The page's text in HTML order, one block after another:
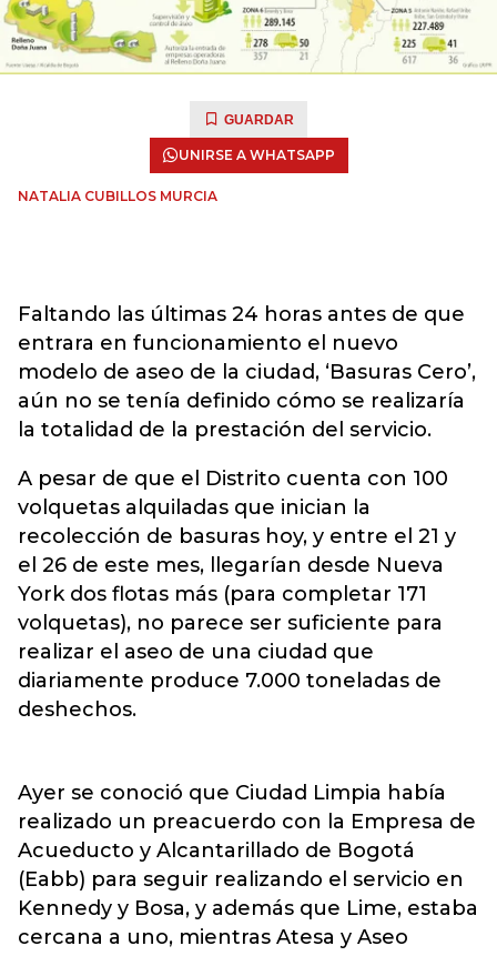
GUARDAR
UNIRSE A WHATSAPP
NATALIA CUBILLOS MURCIA
Faltando las últimas 24 horas antes de que
entrara en funcionamiento el nuevo
modelo de aseo de la ciudad, ‘Basuras Cero’,
aún no se tenía definido cómo se realizaría
la totalidad de la prestación del servicio.
A pesar de que el Distrito cuenta con 100
volquetas alquiladas que inician la
recolección de basuras hoy, y entre el 21 y
el 26 de este mes, llegarían desde Nueva
York dos flotas más (para completar 171
volquetas), no parece ser suficiente para
realizar el aseo de una ciudad que
diariamente produce 7.000 toneladas de
deshechos.
Ayer se conoció que Ciudad Limpia había
realizado un preacuerdo con la Empresa de
Acueducto y Alcantarillado de Bogotá
(Eabb) para seguir realizando el servicio en
Kennedy y Bosa, y además que Lime, estaba
cercana a uno, mientras Atesa y Aseo